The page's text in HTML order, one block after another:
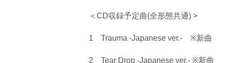
＜CD収録予定曲(全形態共通) >
1 Trauma -Japanese ver.- ※新曲
2 Tear Drop -Japanese ver.- ※新曲